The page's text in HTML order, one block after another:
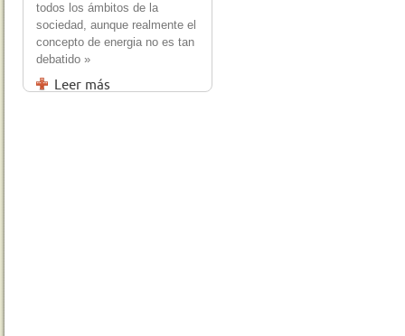
todos los ámbitos de la
sociedad, aunque realmente el
concepto de energia no es tan
debatido »
Leer más